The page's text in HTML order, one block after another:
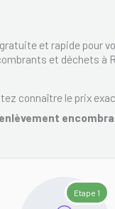
et rapide pour
et déchets à
connaître le prix
enlèvement
Etape 1